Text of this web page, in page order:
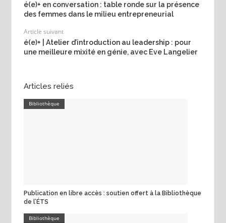
é(e)+ en conversation : table ronde sur la présence
des femmes dans le milieu entrepreneurial
Article suivant
é(e)+ | Atelier d’introduction au leadership : pour
une meilleure mixité en génie, avec Eve Langelier
Articles reliés
Bibliothèque
Publication en libre accès : soutien offert à la Bibliothèque
de l’ÉTS
Bibliothèque